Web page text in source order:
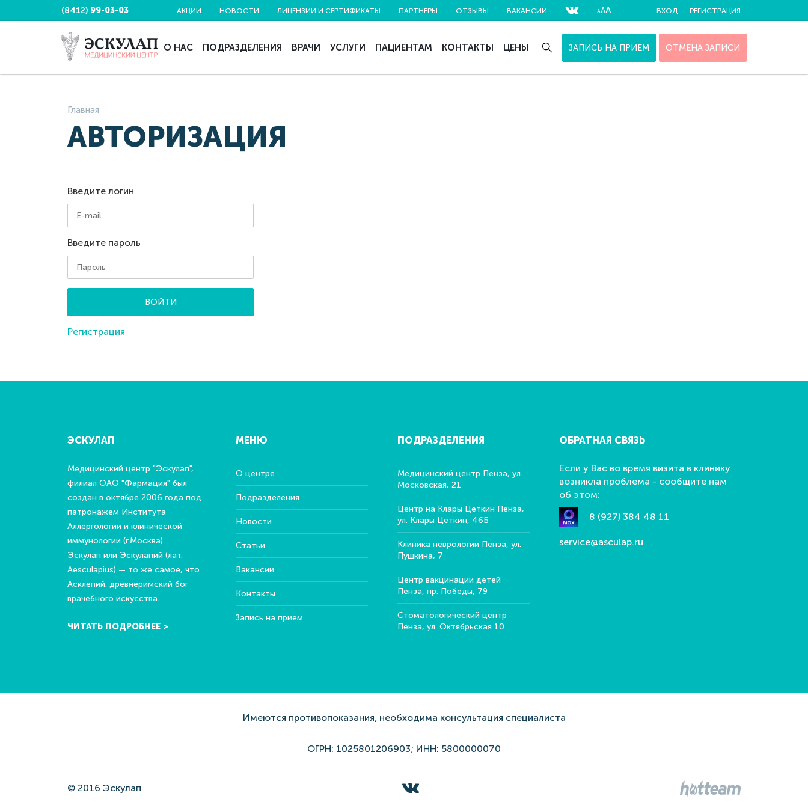
О НАС ПОДРАЗДЕЛЕНИЯ ВРАЧИ УСЛУГИ ПАЦИЕНТАМ КОНТАКТЫ ЦЕНЫ ЗАПИСЬ НА ПРИЕМ ОТМЕНА ЗАПИСИ
ВХОД РЕГИСТРАЦИЯ
АКЦИИ НОВОСТИ ЛИЦЕНЗИИ И СЕРТИФИКАТЫ ПАРТНЕРЫ ОТЗЫВЫ ВАКАНСИИ ААА
(8412) 99-03-03
Главная
АВТОРИЗАЦИЯ
Введите логин
Введите пароль
ВОЙТИ
Регистрация
ЭСКУЛАП
Медицинский центр "Эскулап",
филиал ОАО "Фармация" был
создан в октябре 2006 года под
патронажем Института
Аллергологии и клинической
иммунологии (г.Москва).
Эскулап или Эскулапий (лат.
Aesculapius) — то же самое, что
Асклепий: древнеримский бог
врачебного искусства.
ЧИТАТЬ ПОДРОБНЕЕ >
МЕНЮ
О центре
Подразделения
Новости
Статьи
Вакансии
Контакты
Запись на прием
ПОДРАЗДЕЛЕНИЯ
Медицинский центр Пенза, ул.
Московская, 21
Центр на Клары Цеткин Пенза,
ул. Клары Цеткин, 46Б
Клиника неврологии Пенза, ул.
Пушкина, 7
Центр вакцинации детей
Пенза, пр. Победы, 79
Стоматологический центр
Пенза, ул. Октябрьская 10
ОБРАТНАЯ СВЯЗЬ
Если у Вас во время визита в клинику
возникла проблема - сообщите нам
об этом:
8 (927) 384 48 11
service@asculap.ru
Имеются противопоказания, необходима консультация специалиста
ОГРН: 1025801206903; ИНН: 5800000070
© 2016 Эскулап